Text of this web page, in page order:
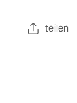
teilen